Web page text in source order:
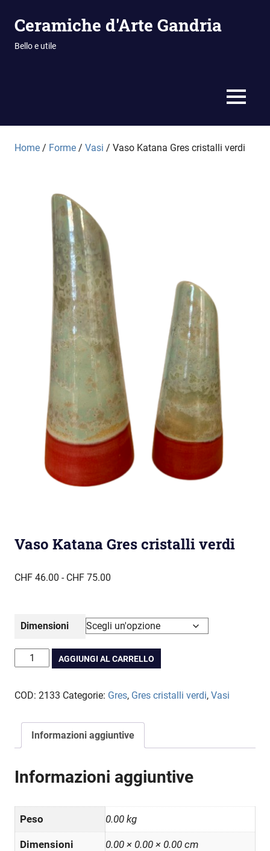
Ceramiche d'Arte Gandria
Bello e utile
MENU
Home / Forme / Vasi / Vaso Katana Gres cristalli verdi
Vaso Katana Gres cristalli verdi
CHF 46.00 - CHF 75.00
da
CHF 46.00
a
CHF 75.00
Dimensioni
Vaso
Katana
cristalli
quantità
AGGIUNGI AL CARRELLO
COD: 2133 Categorie: Gres, Gres cristalli verdi, Vasi
Informazioni aggiuntive
Informazioni aggiuntive
Peso 0.00 kg
Dimensioni 0.00 × 0.00 × 0.00 cm